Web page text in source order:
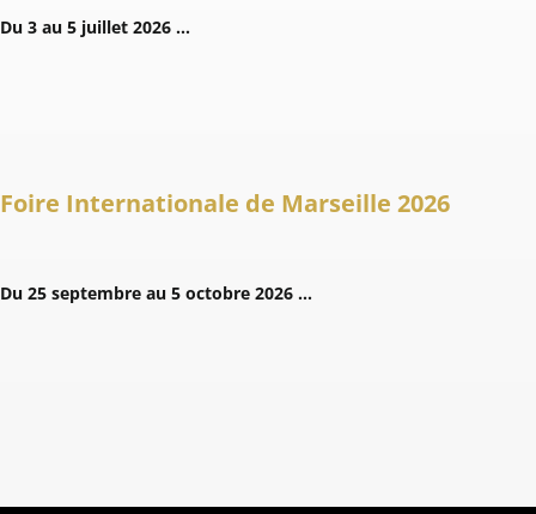
Du 3 au 5 juillet 2026 …
Foire Internationale de Marseille 2026
Du 25 septembre au 5 octobre 2026 …